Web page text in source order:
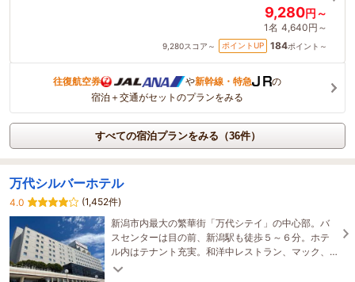
9,280円～
1名 4,640円～
9,280スコア～ ポイントUP 184ポイント～
往復航空券 や新幹線・特急
の
宿泊＋交通がセットのプランをみる
すべての宿泊プランをみる（36件）
万代シルバーホテル
4.0
(1,452件)
新潟市内最大の繁華街「万代シテイ」の中心部。バ
スセンターは目の前、新潟駅も徒歩５～６分。ホテ
ル内はテナント充実。和洋中レストラン、マック、
ミスド、フードホールも完備。お仕事、観光にとに